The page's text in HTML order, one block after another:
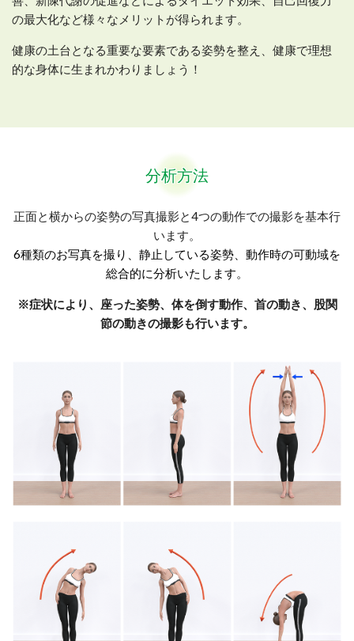
の最大化など様々なメリットが得られます。
健康の土台となる重要な要素である姿勢を整え、健康で理想
的な身体に生まれかわりましょう！
分析方法
正面と横からの姿勢の写真撮影と4つの動作での撮影を基本行
います。
6種類のお写真を撮り、静止している姿勢、動作時の可動域を
総合的に分析いたします。
※症状により、座った姿勢、体を倒す動作、首の動き、股関
節の動きの撮影も行います。